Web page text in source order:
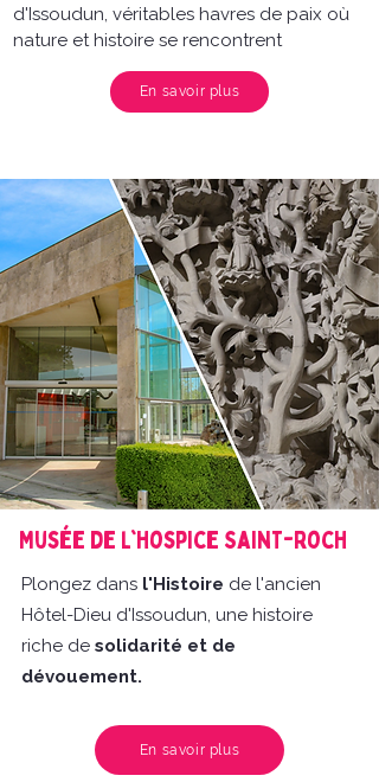
d'Issoudun, véritables havres de paix où
nature et histoire se rencontrent
En savoir plus
Musée de l'hospice Saint-Roch
Plongez dans l'Histoire de l'ancien
Hôtel-Dieu d'Issoudun, une histoire
riche de solidarité et de
dévouement.
En savoir plus